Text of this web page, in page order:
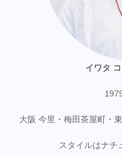
イワタ
大阪 今里・梅田茶屋町・
スタイルはナチ